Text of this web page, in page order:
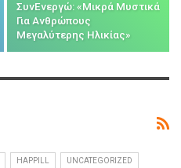
ΣυνΕνεργώ: «Μικρά Μυστικά
Για Ανθρώπους
Μεγαλύτερης Ηλικίας»
HAPPILL UNCATEGORIZED